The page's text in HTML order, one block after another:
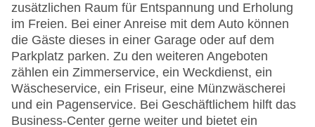
zusätzlichen Raum für Entspannung und Erholung
im Freien. Bei einer Anreise mit dem Auto können
die Gäste dieses in einer Garage oder auf dem
Parkplatz parken. Zu den weiteren Angeboten
zählen ein Zimmerservice, ein Weckdienst, ein
Wäscheservice, ein Friseur, eine Münzwäscherei
und ein Pagenservice. Bei Geschäftlichem hilft das
Business-Center gerne weiter und bietet ein